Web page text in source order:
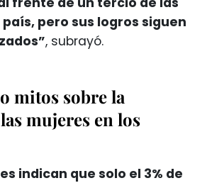
pero sus logros siguen
, subrayó.
mitos sobre la
mujeres en los
indican que solo el 3% de